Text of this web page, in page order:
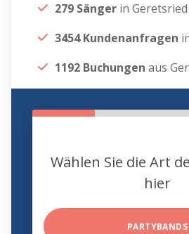
279 Sänger in Geretsried
3454 Kundenanfragen
1192 Buchungen aus
Wählen Sie die Art
hier
PARTYBANDS